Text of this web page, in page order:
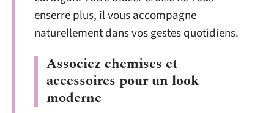
enserre plus, il vous accompagne
naturellement dans vos gestes quotidiens.
Associez chemises et
accessoires pour un look
moderne